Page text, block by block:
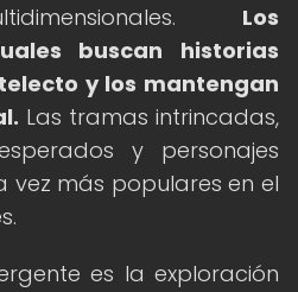
Los
buscan historias
y los mantengan
Las tramas intrincadas,
y personajes
vez más populares en el
es la exploración